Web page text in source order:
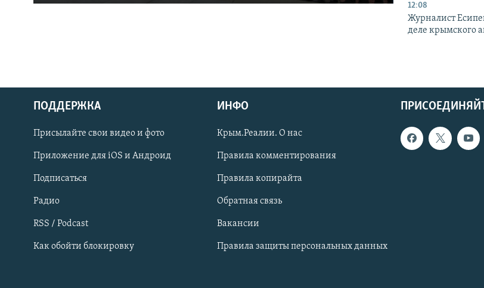
Українською
Qırımtatar
ПРИСОЕДИНЯЙТЕСЬ!
12:08
Журналист
деле крымского
ПОДДЕРЖКА
Присылайте свои видео и фото
Приложение для iOS и Андроид
Подписаться
Радио
RSS / Podcast
Как обойти блокировку
ИНФО
Крым.Реалии. О нас
Правила комментирования
Правила копирайта
Обратная связь
Вакансии
Правила защиты персональных данных